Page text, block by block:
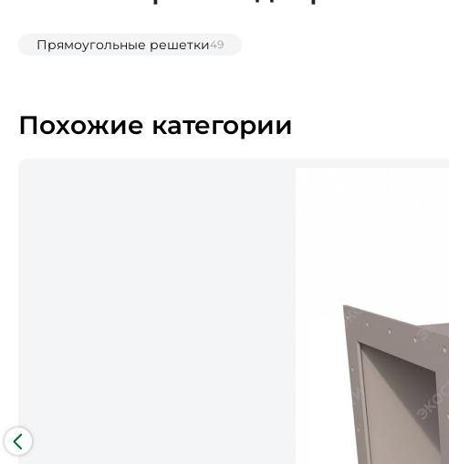
Прямоугольные решетки49
Похожие категории